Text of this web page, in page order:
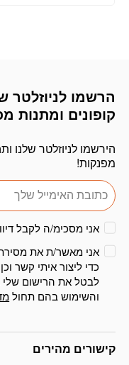
קישורים מהירים
הרשמו לניוזלטר
קופונים ומתנות
הירשמו לניוזלטר שלנו
מפנקות!
דוא׳׳ל
אני מסכימ/ה לקבל
אני מאשר/ת את
כדי ליצור איתי קשר
לבטל את הרישום
והשימוש בהם תחול